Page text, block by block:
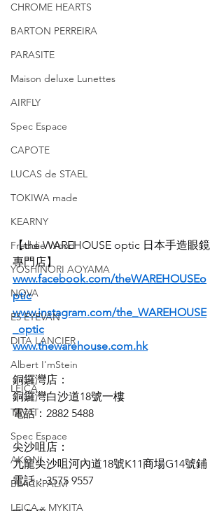
CHROME HEARTS
BARTON PERREIRA
PARASITE
Maison deluxe Lunettes
AIRFLY
Spec Espace
CAPOTE
LUCAS de STAEL
TOKIWA made
KEARNY
Freddie Wood
YOSHINORI AOYAMA
NOVA
E5 EYEVAN
DITA LANCIER
Albert I'mStein
LEICA
TAVAT
Spec Espace
AKONI
BLACKPALM
LEICA x MYKITA
【the WAREHOUSE optic 日本手造眼鏡
專門店】
www.facebook.com/theWAREHOUSEo
ptic
www.instagram.com/the_WAREHOUSE
_optic
www.thewarehouse.com.hk
銅鑼灣店：
銅鑼灣白沙道18號一樓
電話：2882 5488
尖沙咀店：
九龍尖沙咀河內道18號K11商場G14號鋪
電話：3575 9557